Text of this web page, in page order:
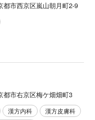
都市西京区嵐山朝月町2-9
都市右京区梅ケ畑畑町3
漢方内科
漢方皮膚科